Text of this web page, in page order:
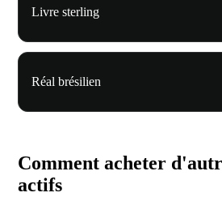
Livre sterling
Réal brésilien
Comment acheter
actifs